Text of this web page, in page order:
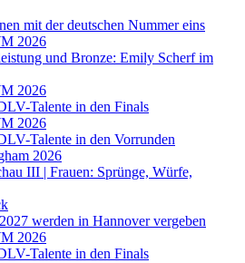
mit der deutschen Nummer eins
2026
und Bronze: Emily Scherf im
2026
Talente in den Finals
2026
Talente in den Vorrunden
2026
III | Frauen: Sprünge, Würfe,
werden in Hannover vergeben
2026
Talente in den Finals